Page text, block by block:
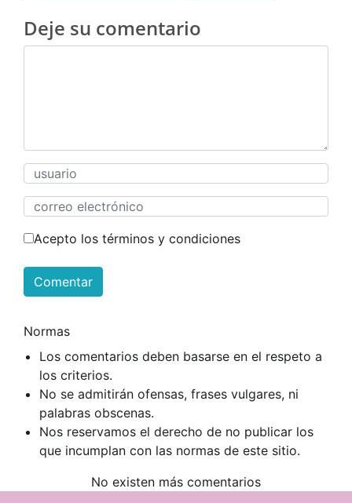
Deje su comentario
Acepto los términos y condiciones
Comentar
Normas
Los comentarios deben basarse en el respeto a
los criterios.
No se admitirán ofensas, frases vulgares, ni
palabras obscenas.
Nos reservamos el derecho de no publicar los
que incumplan con las normas de este sitio.
No existen más comentarios